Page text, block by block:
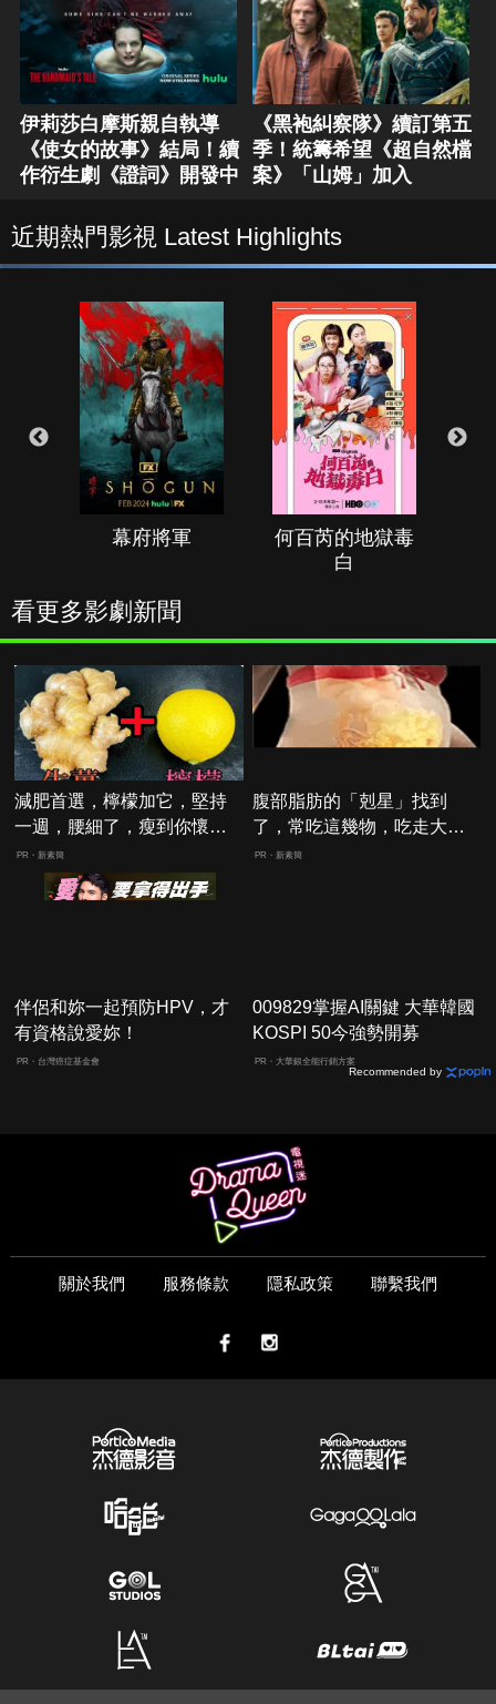
伊莉莎白摩斯親自執導
《使女的故事》結局！續
作衍生劇《證詞》開發中
《黑袍糾察隊》續訂第五
季！統籌希望《超自然檔
案》「山姆」加入
近期熱門影視 Latest Highlights
幕府將軍
何百芮的地獄毒
白
看更多影劇新聞
減肥首選，檸檬加它，堅持
一週，腰細了，瘦到你懷疑
人生
PR・新素簡
腹部脂肪的「剋星」找到
了，常吃這幾物，吃走大肚
囊，瘦出小蠻腰
PR・新素簡
伴侶和妳一起預防HPV，才
有資格說愛妳！
PR・台灣癌症基金會
009829掌握AI關鍵 大華韓國
KOSPI 50今強勢開募
PR・大華銀全能行銷方案
Recommended by
關於我們 服務條款 隱私政策 聯繫我們